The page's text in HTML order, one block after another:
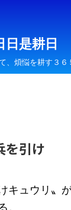
日是耕日
、煩悩を耕す３６
を引け
ュウリ〟が
。